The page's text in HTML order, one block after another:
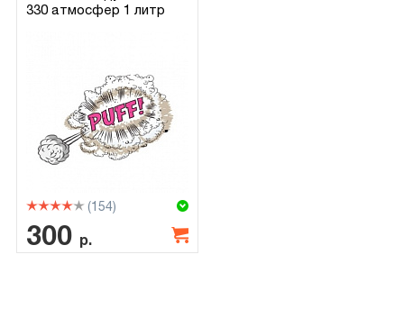
330 атмосфер 1 литр
(154)
300 р.